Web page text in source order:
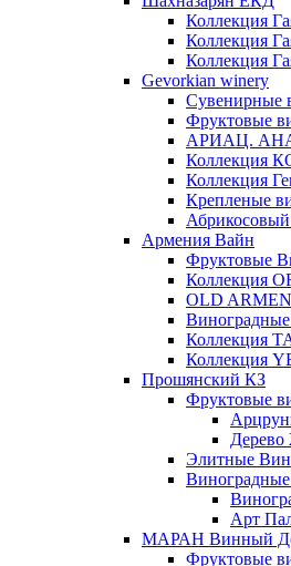
Коллекция
Коллекция
Коллекция
Gevorkian winery
Сувенирные
Фруктовые
АРИАЦ.
Коллекция
Коллекция
Крепленые
Армения Вайн
Фруктовые
Коллекция
OLD
Коллекция
Коллекция
Прошянский КЗ
Фруктовые
Элитные
Арт
МАРАН Винный
Фруктовые